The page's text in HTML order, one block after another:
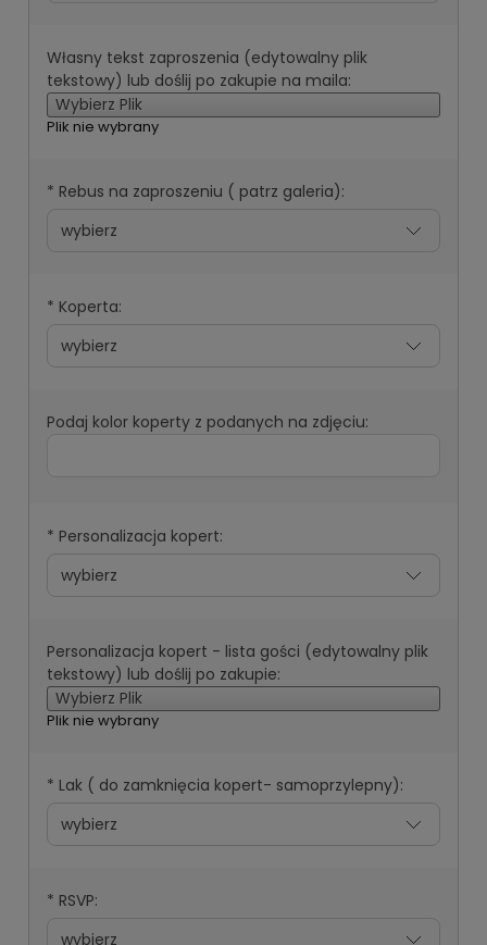
Własny tekst zaproszenia (edytowalny plik
tekstowy) lub doślij po zakupie na maila:
Wybierz Plik
Plik nie wybrany
* Rebus na zaproszeniu ( patrz galeria):
* Koperta:
Podaj kolor koperty z podanych na zdjęciu:
* Personalizacja kopert:
Personalizacja kopert - lista gości (edytowalny plik
tekstowy) lub doślij po zakupie:
Wybierz Plik
Plik nie wybrany
* Lak ( do zamknięcia kopert- samoprzylepny):
* RSVP: